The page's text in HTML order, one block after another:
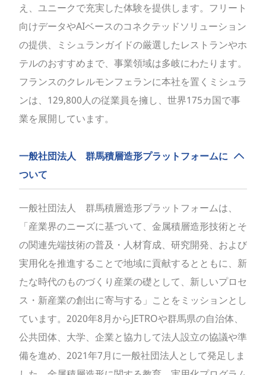
え、ユニークで充実した体験を提供します。フリート
向けデータやAIベースのコネクテッドソリューション
の提供、ミシュランガイドの厳選したレストランやホ
テルのおすすめまで、事業領域は多岐にわたります。
フランスのクレルモンフェランに本社を置くミシュラ
ンは、129,800人の従業員を擁し、世界175カ国で事
業を展開しています。
一般社団法人 群馬積層造形プラットフォームに
ついて
一般社団法人 群馬積層造形プラットフォームは、
「産業界のニーズに基づいて、金属積層造形技術とそ
の関連先端技術の普及・人材育成、研究開発、および
実用化を推進することで地域に貢献するとともに、新
たな時代のものづくり産業の礎として、新しいプロセ
ス・新産業の創出に寄与する」ことをミッションとし
ています。2020年8月からJETROや群馬県の自治体、
公共団体、大学、企業と協力して法人設立の協議や準
備を進め、2021年7月に一般社団法人として発足しま